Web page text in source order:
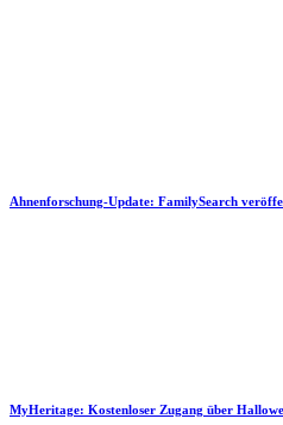
Ahnenforschung-Update: FamilySearch
MyHeritage: Kostenloser Zugang über